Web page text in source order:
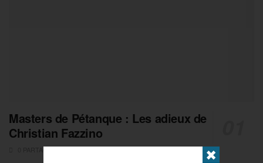
Masters de Pétanque : Les adieux de
Christian Fazzino
0 PARTAGES ✖